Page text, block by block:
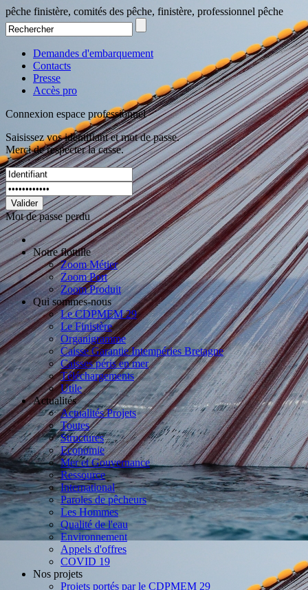
pêche finistère, comités des pêche, finistère, professionnel pêche
Demandes d'embarquement
Contacts
Presse
Accès pro
Connexion espace professionnel
Saisissez vos identifiant et mot de passe.
Merci de respecter la casse.
Valider
Mot de passe perdu
Notre flottille
Zoom Métier
Zoom Port
Zoom Produit
Qui sommes-nous
Le CDPMEM 29
Le Finistère
Organigramme
Caisse Garantie Intempéries Bretagne
Caisses péris en mer
Téléchargements
Utile
Actualités
Actualités Projets
Toutes
Structures
Economie
Mer et Gouvernance
Ressource
International
Paroles de pêcheurs
Les Hommes
Qualité de l'eau
Environnement
Appels d'offres
COVID 19
Nos projets
Projets portés par le CDPMEM 29